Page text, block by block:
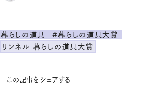
らしの道具
#暮らしの道具大賞
リンネル 暮らしの道具大賞
この記事をシェアする